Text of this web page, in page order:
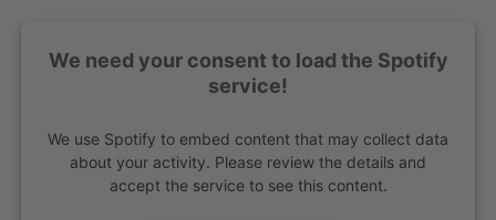
We need your consent to load the Spotify
service!
We use Spotify to embed content that may collect data
about your activity. Please review the details and
accept the service to see this content.